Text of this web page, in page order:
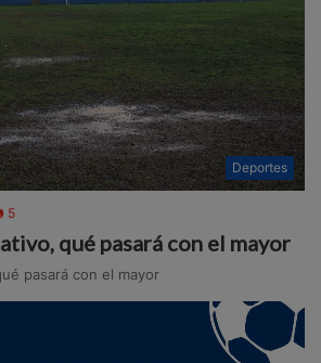
Deportes
5
qué pasará con el mayor
pasará con el mayor